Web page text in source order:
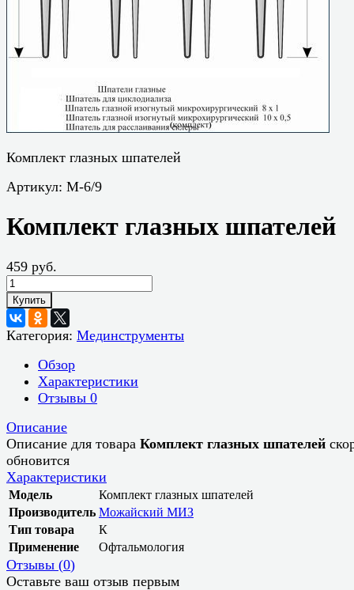
Комплект глазных шпателей
Артикул: М-6/9
Комплект глазных шпателей
459 руб.
Купить
Категория: Мединструменты
Обзор
Характеристики
Отзывы 0
Описание
Описание для товара Комплект глазных шпателей
обновится
Характеристики
Модель
Комплект глазных шпателей
Производитель Можайский МИЗ
Тип товара
К
Применение
Офтальмология
Отзывы (0)
Оставьте ваш отзыв первым